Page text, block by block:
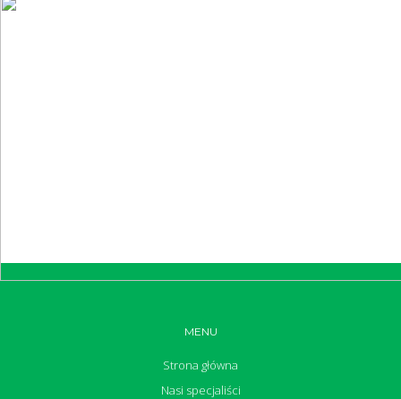
MENU
Strona główna
Nasi specjaliści